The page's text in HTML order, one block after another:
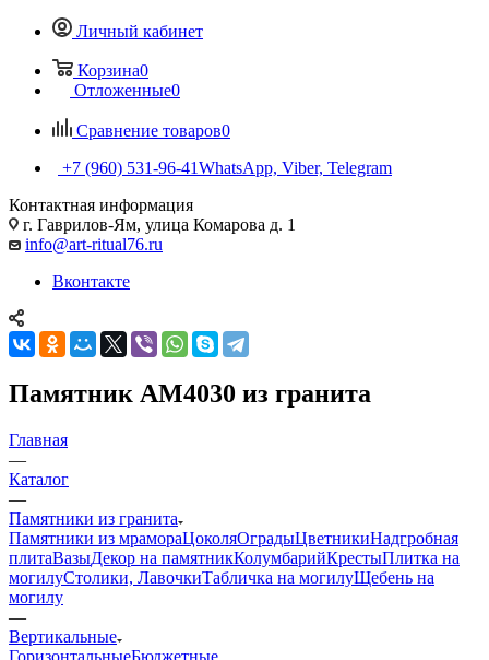
Личный кабинет
Корзина0
Отложенные0
Сравнение товаров0
+7 (960) 531-96-41WhatsApp, Viber, Telegram
Контактная информация
г. Гаврилов-Ям, улица Комарова д. 1
info@art-ritual76.ru
Вконтакте
Памятник AM4030 из гранита
Главная
—
Каталог
—
Памятники из гранита
Памятники из мрамораЦоколяОградыЦветникиНадгробная
плитаВазыДекор на памятникКолумбарийКрестыПлитка на
могилуСтолики, ЛавочкиТабличка на могилуЩебень на
могилу
—
Вертикальные
ГоризонтальныеБюджетные